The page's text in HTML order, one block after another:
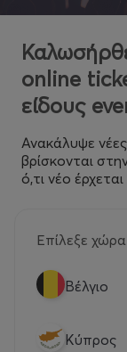
online
είδους
Ανακάλυψε
βρίσκονται
ό,τι νέο
Επίλεξε χώρα
Βέλγιο
Κύπρος